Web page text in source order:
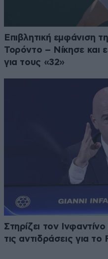
Επιβλητική εμφάνιση
Τορόντο – Νίκησε και
για τους «32»
Στηρίζει τον
τις αντιδράσεις για